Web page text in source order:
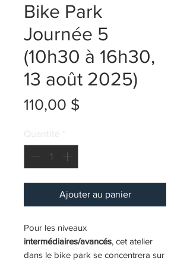
Bike Park
Journée 5
(10h30 à 16h30,
13 août 2025)
110,00 $
Ajouter au panier
Pour les niveaux
intermédiaires/avancés, cet atelier
dans le bike park se concentrera sur